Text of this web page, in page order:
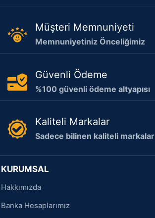
Müşteri Memnuniyeti
Memnuniyetiniz Önceliğimiz
Güvenli Ödeme
%100 güvenli ödeme altyapısı
Kaliteli Markalar
Sadece bilinen kaliteli markalar
KURUMSAL
Hakkımızda
Banka Hesaplarımız